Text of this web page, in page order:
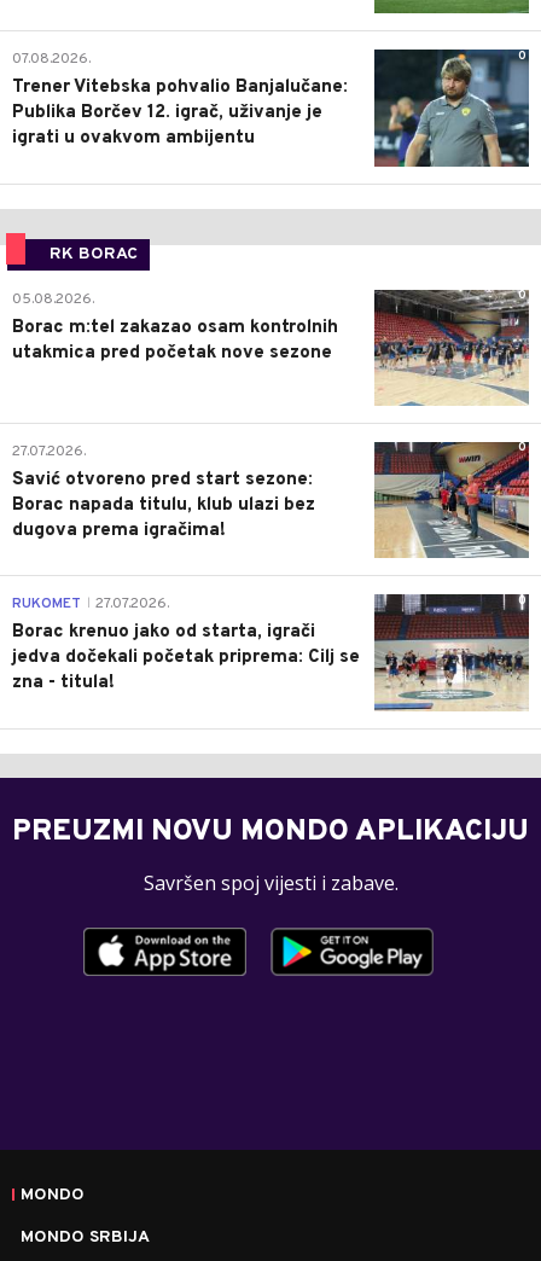
0
07.08.2026.
Trener Vitebska pohvalio Banjalučane:
Publika Borčev 12. igrač, uživanje je
igrati u ovakvom ambijentu
RK BORAC
0
05.08.2026.
Borac m:tel zakazao osam kontrolnih
utakmica pred početak nove sezone
0
27.07.2026.
Savić otvoreno pred start sezone:
Borac napada titulu, klub ulazi bez
dugova prema igračima!
0
RUKOMET 27.07.2026.
Borac krenuo jako od starta, igrači
jedva dočekali početak priprema: Cilj se
zna - titula!
PREUZMI NOVU MONDO APLIKACIJU
Savršen spoj vijesti i zabave.
MONDO
MONDO SRBIJA